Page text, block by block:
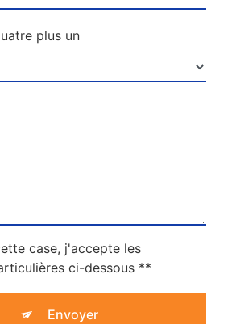
plus un
case, j'accepte les
ci-dessous **
Envoyer